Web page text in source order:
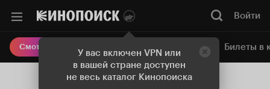
У вас включен VPN или
в вашей стране доступен
не весь каталог Кинопоиска
Войти
Смотреть кино Онлайн-кинотеатр Билеты в